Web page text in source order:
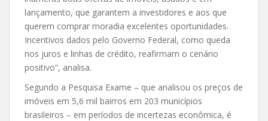
lançamento, que garantem a investidores e aos que
querem comprar moradia excelentes oportunidades.
Incentivos dados pelo Governo Federal, como queda
nos juros e linhas de crédito, reafirmam o cenário
positivo”, analisa.
Segundo a Pesquisa Exame – que analisou os preços de
imóveis em 5,6 mil bairros em 203 municípios
brasileiros – em períodos de incertezas econômica, é